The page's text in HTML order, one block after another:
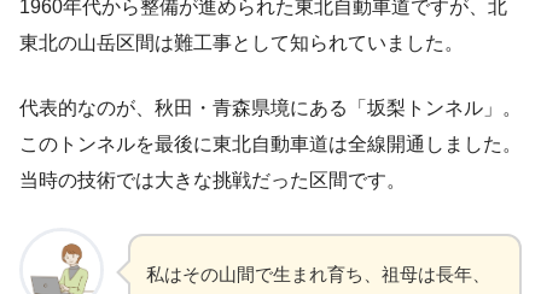
1960年代から整備が進められた東北自動車道ですが、北
東北の山岳区間は難工事として知られていました。
代表的なのが、秋田・青森県境にある「坂梨トンネル」。
このトンネルを最後に東北自動車道は全線開通しました。
当時の技術では大きな挑戦だった区間です。
私はその山間で生まれ育ち、祖母は長年、